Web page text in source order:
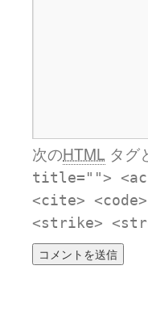
次のHTML タグ
title="">
<cite>
<strike>